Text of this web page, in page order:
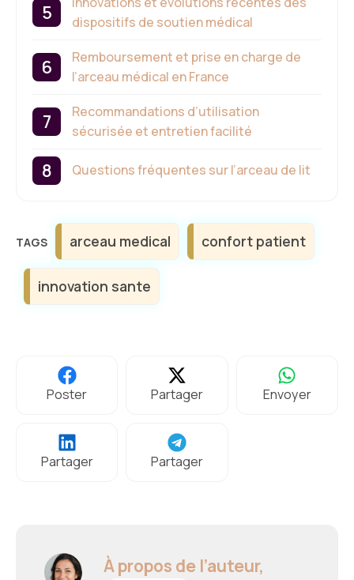
dispositifs de soutien médical
Remboursement et prise en charge de
l’arceau médical en France
Recommandations d’utilisation
sécurisée et entretien facilité
Questions fréquentes sur l’arceau de lit
Étiquettes
arceau medical confort patient
innovation sante
Poster Partager Envoyer
Partager Partager
À propos de l’auteur,